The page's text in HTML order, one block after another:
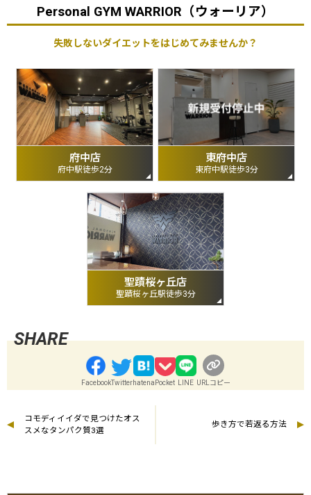
Personal GYM WARRIOR（ウォーリア）
失敗しないダイエットをはじめてみませんか？
府中店
府中駅徒歩2分
東府中店
東府中駅徒歩3分
聖蹟桜ヶ丘店
聖蹟桜ヶ丘駅徒歩3分
FacebookTwitterhatena Pocket LINE URLコピー
コモディイイダで見つけたオス
スメなタンパク質3選
歩き方で若返る方法